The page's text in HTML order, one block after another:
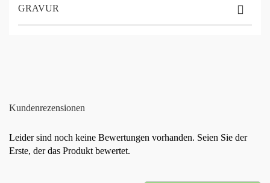
GRAVUR
Kundenrezensionen
Leider sind noch keine Bewertungen vorhanden. Seien Sie der
Erste, der das Produkt bewertet.